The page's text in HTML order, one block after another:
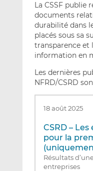
La CSSF publie
documents
durabilité dans
placés sous sa
transparence et
information en
Les dernières
NFRD/CSRD
18 août 2025
CSRD –
pour la
Résultats
entreprises